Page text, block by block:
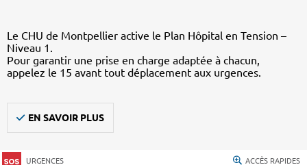
Le CHU de Montpellier active le Plan Hôpital en Tension –
Niveau 1.
Pour garantir une prise en charge adaptée à chacun,
appelez le 15 avant tout déplacement aux urgences.
EN SAVOIR PLUS
URGENCES ACCÈS RAPIDES